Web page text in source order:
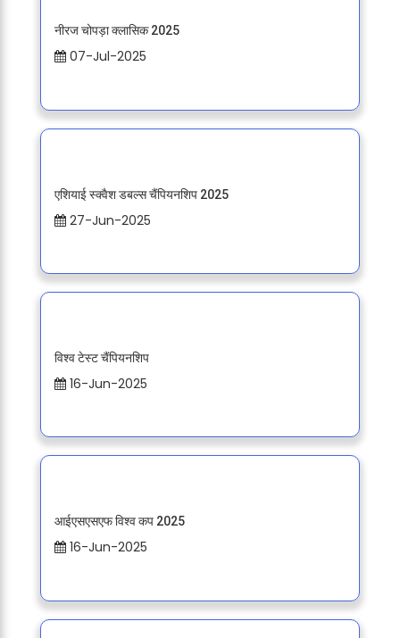
नीरज चोपड़ा क्लासिक 2025
07-Jul-2025
एशियाई स्क्वैश डबल्स चैंपियनशिप 2025
27-Jun-2025
विश्व टेस्ट चैंपियनशिप
16-Jun-2025
आईएसएसएफ विश्व कप 2025
16-Jun-2025